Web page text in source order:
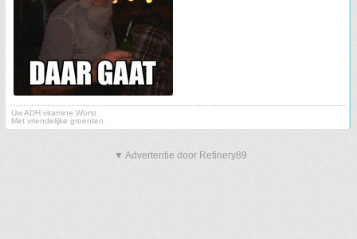
Uw ADH vitamine Worst
Met vriendelijke groenten
▼ Advertentie door Refinery89